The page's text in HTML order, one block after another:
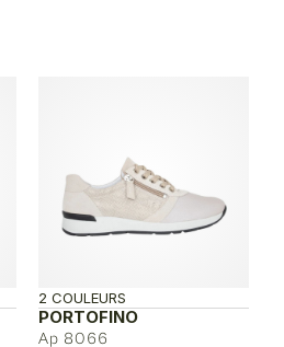
PORTOFINO
Ap 8066
2 COULEURS